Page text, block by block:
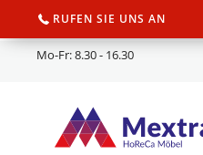
RUFEN SIE UNS AN
Mo-Fr: 8.30 - 16.30